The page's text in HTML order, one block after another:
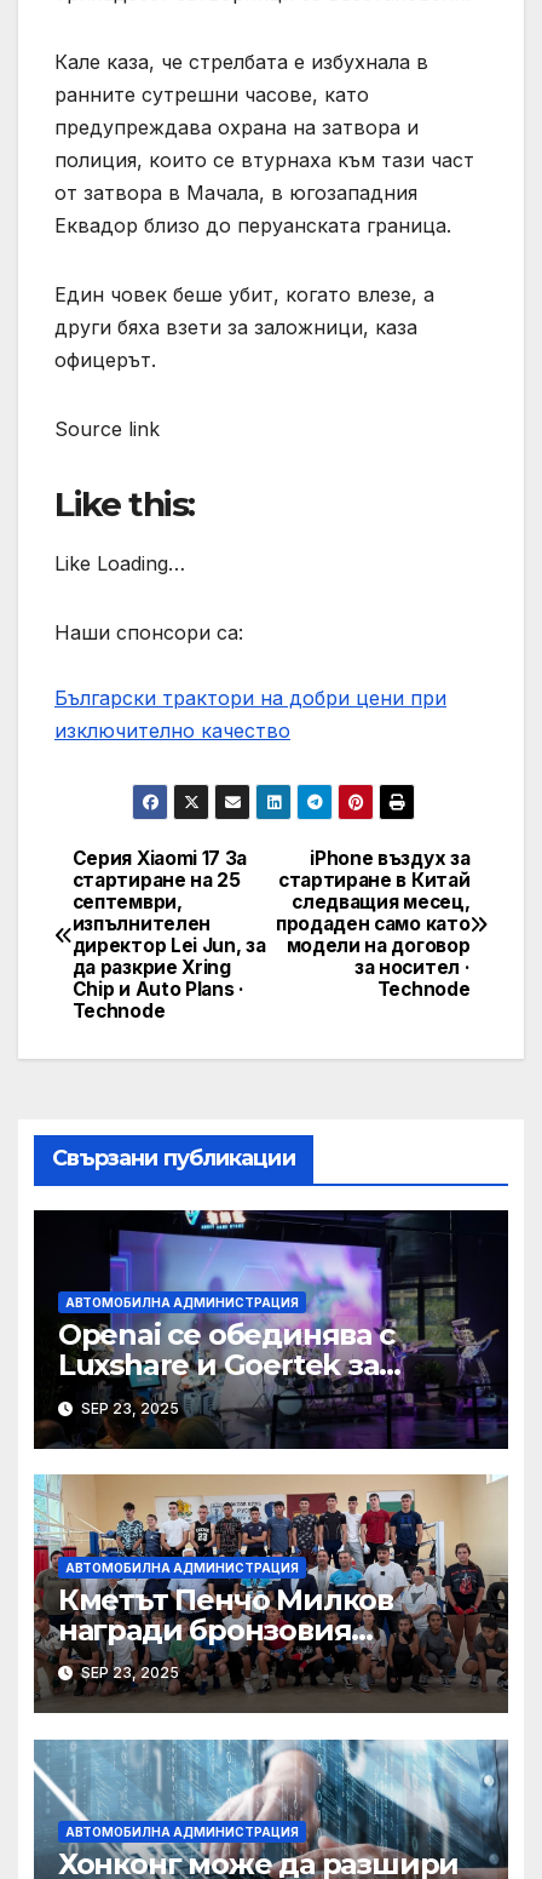
Кале каза, че стрелбата е избухнала в
ранните сутрешни часове, като
предупреждава охрана на затвора и
полиция, които се втурнаха към тази част
от затвора в Мачала, в югозападния
Еквадор близо до перуанската граница.
Един човек беше убит, когато влезе, а
други бяха взети за заложници, каза
офицерът.
Source link
Like this:
Like Loading…
Наши спонсори са:
Български трактори на добри цени при
изключително качество
Post
navigation
iPhone въздух за
стартиране в Китай
следващия месец,
продаден само като
модели на договор
за носител ·
Technode
Серия Xiaomi 17 За
стартиране на 25
септември,
изпълнителен
директор Lei Jun, за
да разкрие Xring
Chip и Auto Plans ·
Technode
Свързани публикации
АВТОМОБИЛНА АДМИНИСТРАЦИЯ
Openai се обединява с
Luxshare и Goertek за
разработване на ново AI
устройство · Technode
SEP 23, 2025
АВТОМОБИЛНА АДМИНИСТРАЦИЯ
Кметът Пенчо Милков
награди бронзовия
медалист от Световното по
бокс Радослав Росенов
SEP 23, 2025
АВТОМОБИЛНА АДМИНИСТРАЦИЯ
Хонконг може да разшири